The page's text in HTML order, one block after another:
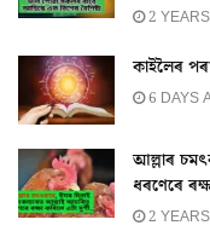
2
কাইলৈৰ
6 DAYS
আল্লাৰ
ধৰণেৰে
2